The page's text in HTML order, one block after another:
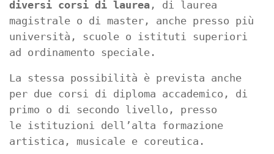
diversi corsi di laurea , di laurea
magistrale o di master, anche presso più
università, scuole o istituti superiori
ad ordinamento speciale.
La stessa possibilità è prevista anche
per due corsi di diploma accademico, di
primo o di secondo livello, presso
le istituzioni dell’alta formazione
artistica, musicale e coreutica.